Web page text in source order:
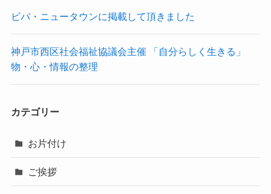
ビバ・ニュータウンに掲載して頂きました
神戸市西区社会福祉協議会主催 「自分らしく生きる」
物・心・情報の整理
カテゴリー
お片付け
ご挨拶